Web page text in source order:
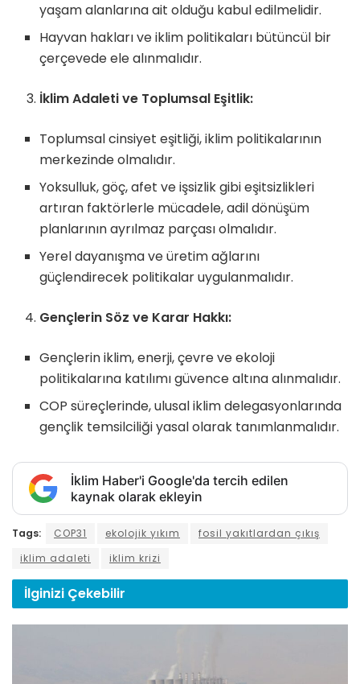
yaşam alanlarına ait olduğu kabul edilmelidir.
Hayvan hakları ve iklim politikaları bütüncül bir
çerçevede ele alınmalıdır.
İklim Adaleti ve Toplumsal Eşitlik:
Toplumsal cinsiyet eşitliği, iklim politikalarının
merkezinde olmalıdır.
Yoksulluk, göç, afet ve işsizlik gibi eşitsizlikleri
artıran faktörlerle mücadele, adil dönüşüm
planlarının ayrılmaz parçası olmalıdır.
Yerel dayanışma ve üretim ağlarını
güçlendirecek politikalar uygulanmalıdır.
Gençlerin Söz ve Karar Hakkı:
Gençlerin iklim, enerji, çevre ve ekoloji
politikalarına katılımı güvence altına alınmalıdır.
COP süreçlerinde, ulusal iklim delegasyonlarında
gençlik temsilciliği yasal olarak tanımlanmalıdır.
İklim Haber'i Google'da tercih edilen
kaynak olarak ekleyin
Tags: COP31 ekolojik yıkım
fosil yakıtlardan çıkış
iklim adaleti
iklim krizi
İlginizi Çekebilir